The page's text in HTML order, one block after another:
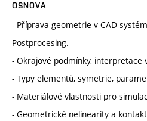
OSNOVA
- Příprava geometrie v CAD
Postprocesing.
- Okrajové podmínky, interpretace
- Typy elementů, symetrie,
- Materiálové vlastnosti pro
- Geometrické nelinearity a